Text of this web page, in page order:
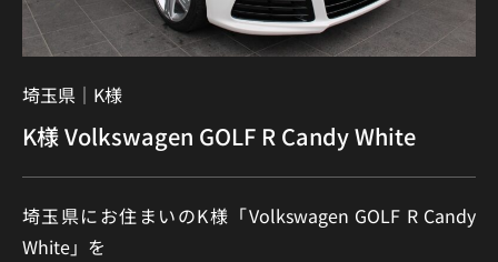
埼玉県｜ K様
K様 Volkswagen GOLF R Candy White
埼玉県にお住まいのK様「Volkswagen GOLF R Candy
White」を